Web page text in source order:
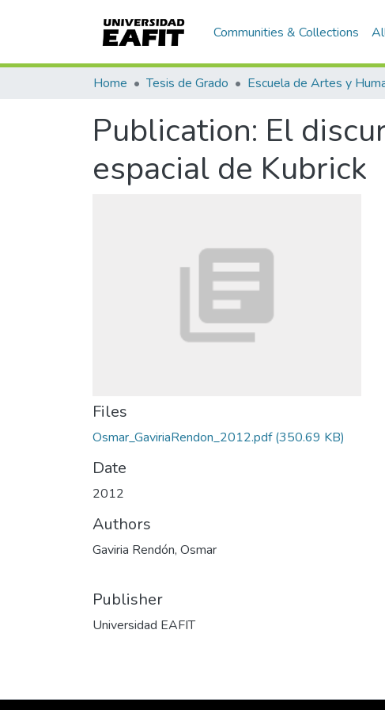
Communities & Collections
Home Tesis de Grado
Publication: El
espacial de Kubrick
Files
Osmar_GaviriaRendon_2012.pdf(350.69 KB)
Date
2012
Authors
Gaviria Rendón, Osmar
Publisher
Universidad EAFIT